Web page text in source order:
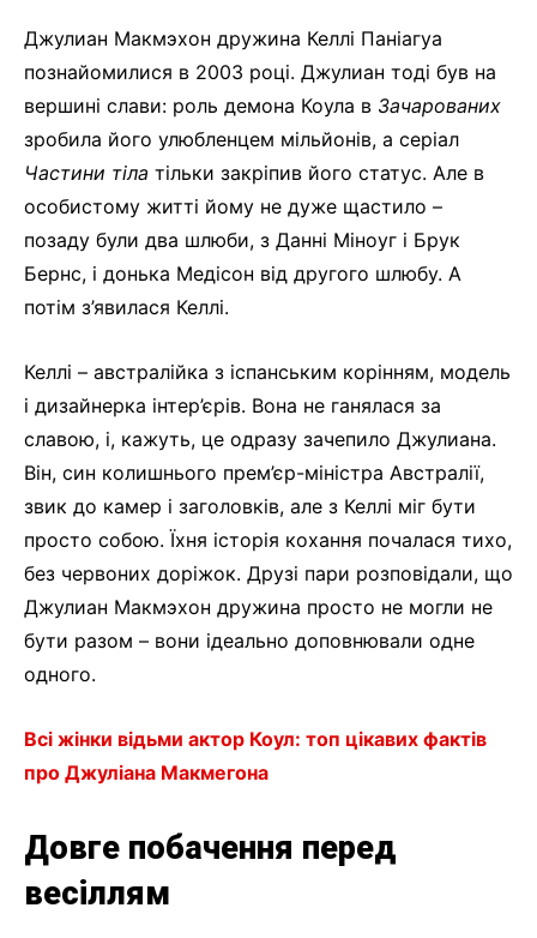
Джулиан Макмэхон дружина Келлі Паніагуа
познайомилися в 2003 році. Джулиан тоді був на
вершині слави: роль демона Коула в Зачарованих
зробила його улюбленцем мільйонів, а серіал
Частини тіла тільки закріпив його статус. Але в
особистому житті йому не дуже щастило –
позаду були два шлюби, з Данні Міноуг і Брук
Бернс, і донька Медісон від другого шлюбу. А
потім з’явилася Келлі.
Келлі – австралійка з іспанським корінням, модель
і дизайнерка інтер’єрів. Вона не ганялася за
славою, і, кажуть, це одразу зачепило Джулиана.
Він, син колишнього прем’єр-міністра Австралії,
звик до камер і заголовків, але з Келлі міг бути
просто собою. Їхня історія кохання почалася тихо,
без червоних доріжок. Друзі пари розповідали, що
Джулиан Макмэхон дружина просто не могли не
бути разом – вони ідеально доповнювали одне
одного.
Всі жінки відьми актор Коул: топ цікавих фактів
про Джуліана Макмегона
Довге побачення перед
весіллям